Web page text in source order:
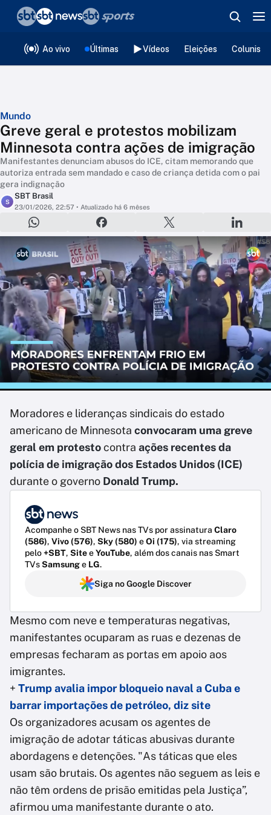
Ao vivo Últimas Vídeos Eleições
Mundo
Greve geral e protestos mobilizam
Minnesota contra ações de imigração
Manifestantes denunciam abusos do ICE, citam memorando que
autoriza entrada sem mandado e caso de criança detida com o pai
gera indignação
S
SBT Brasil
23/01/2026, 22:57 • Atualizado há 6 mêses
Moradores e lideranças sindicais do estado
americano de Minnesota convocaram uma greve
geral em protestocontra ações recentes da
polícia de imigração dos Estados Unidos (ICE)
durante o governo Donald Trump.
Acompanhe o SBT News nas TVs por assinatura Claro
(586), Vivo (576), Sky (580) eOi (175), via streaming
pelo+SBT, SiteeYouTube, além dos canais nas Smart
TVsSamsunge LG.
Siga no Google Discover
Mesmo com neve e temperaturas negativas,
manifestantes ocuparam as ruas e dezenas de
empresas fecharam as portas em apoio aos
imigrantes.
+ Trump avalia impor bloqueio naval a Cuba e
barrar importações de petróleo, diz site
Os organizadores acusam os agentes de
imigração de adotar táticas abusivas durante
abordagens e detenções. "As táticas que eles
usam são brutais. Os agentes não seguem as leis e
não têm ordens de prisão emitidas pela Justiça”,
afirmou uma manifestante durante o ato.
❮voltar
Editorias